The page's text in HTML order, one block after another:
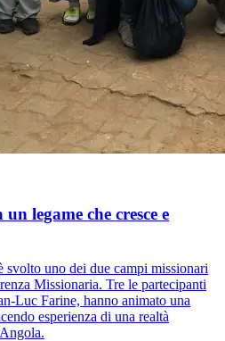
legame che cresce e
uno dei due campi missionari
Missionaria. Tre le partecipanti
Luc Farine, hanno animato una
esperienza di una realtà